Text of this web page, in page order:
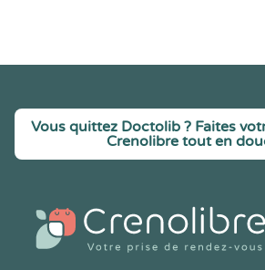
Vous quittez Doctolib ? Faites
Crenolibre tout en